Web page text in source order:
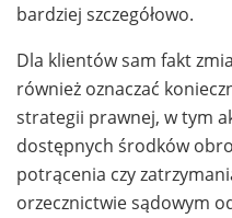
bardziej szczegółowo.
Dla klientów sam fakt
również oznaczać
strategii prawnej, w tym
dostępnych środków
potrącenia czy
orzecznictwie sądowym